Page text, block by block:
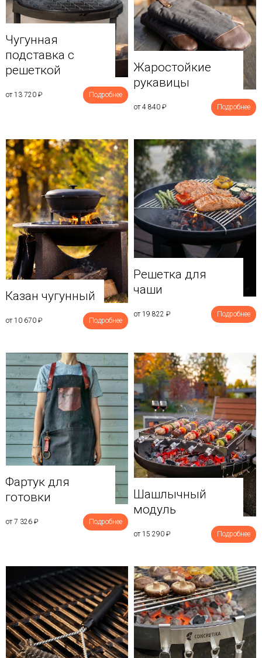
Чугунная
подставка с
решеткой
от 13 720 ₽ Подробнее
Жаростойкие
рукавицы
от 4 840 ₽ Подробнее
Казан чугунный
от 10 670 ₽ Подробнее
Решетка для
чаши
от 19 822 ₽ Подробнее
Фартук для
готовки
от 7 326 ₽ Подробнее
Шашлычный
модуль
от 15 290 ₽ Подробнее